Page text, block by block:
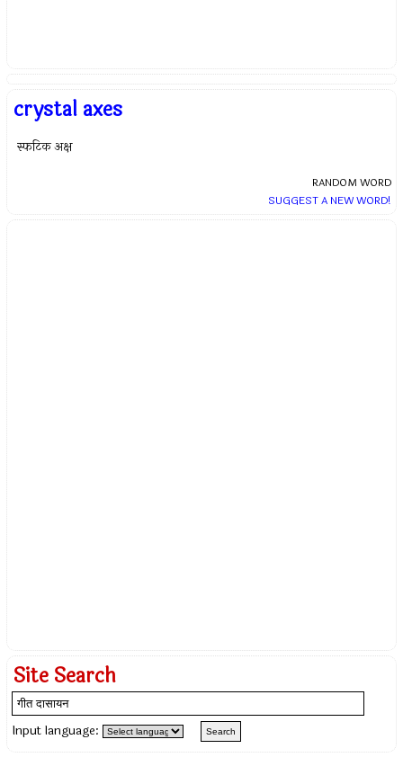
crystal axes
स्फटिक अक्ष
RANDOM WORD
SUGGEST A NEW WORD!
Site Search
Input language: